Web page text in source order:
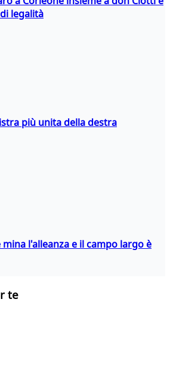
legalità
più unita della destra
l'alleanza e il campo largo è
te